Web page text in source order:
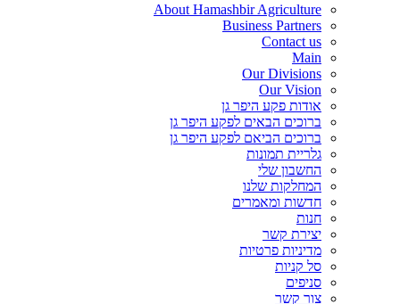
About Hamashbir Agriculture
Business Partners
Contact us
Main
Our Divisions
Our Vision
אודות פקע היפר גן
ברוכים הבאים לפקע היפר גן
ברוכים הביאם לפקע היפר גן
גלריית תמונות
החשבון שלי
המחלקות שלנו
חדשות ומאמרים
חנות
יצירת קשר
מדיניות פרטיות
סל קניות
סניפים
צור קשר